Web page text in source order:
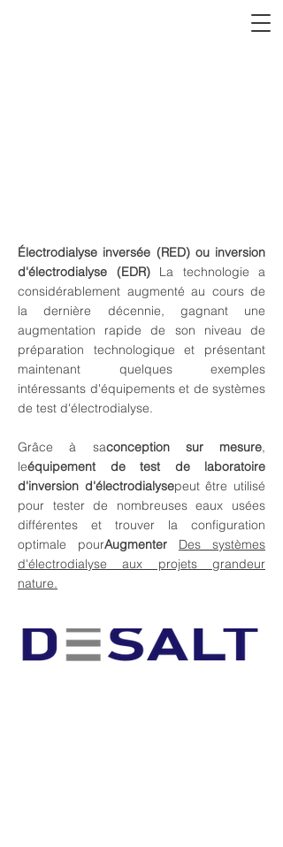
Électrodialyse inversée (RED) ou inversion
d'électrodialyse (EDR) La technologie a
considérablement augmenté au cours de
la dernière décennie, gagnant une
augmentation rapide de son niveau de
préparation technologique et présentant
maintenant quelques exemples
intéressants d'équipements et de systèmes
de test d'électrodialyse.
Grâce à saconception sur mesure,
leéquipement de test de laboratoire
d'inversion d'électrodialysepeut être utilisé
pour tester de nombreuses eaux usées
différentes et trouver la configuration
optimale pourAugmenter
Des systèmes
d'électrodialyse aux projets grandeur
nature.